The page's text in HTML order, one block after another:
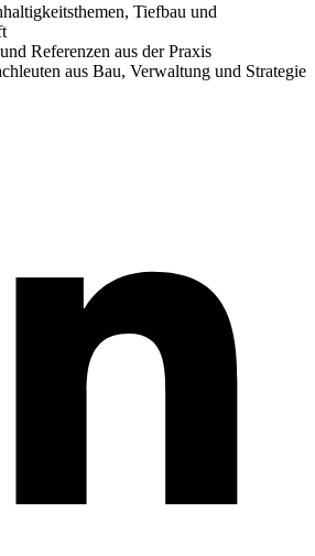
Tiefbau und
Referenzen aus der Praxis
aus Bau, Verwaltung und Strategie